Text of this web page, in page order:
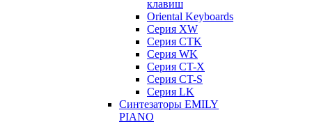
клавиш
Oriental Keyboards
Cерия XW
Серия CTK
Серия WK
Серия CT-X
Серия CT-S
Серия LK
Синтезаторы EMILY
PIANO